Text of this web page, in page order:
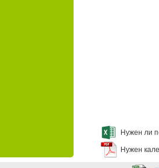
Нужен ли
Нужен